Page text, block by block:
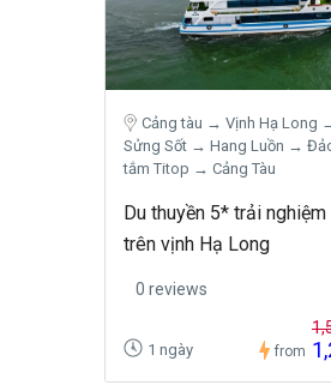
Cảng tàu → Vịnh Hạ Long
Sửng Sốt → Hang Luồn →
tắm Titop → Cảng Tàu
Du thuyền 5* trải nghiệm
trên vịnh Hạ Long
0 reviews
1 ngày from